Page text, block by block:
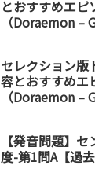
とおすすめエピ
（Doraemon –
セレクション版
容とおすすめエ
（Doraemon –
【発音問題】
度-第1問A【過